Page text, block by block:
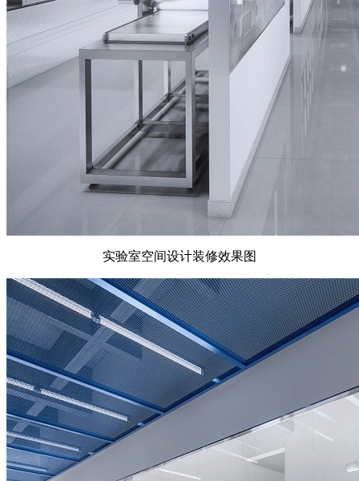
实验室空间设计装修效果图